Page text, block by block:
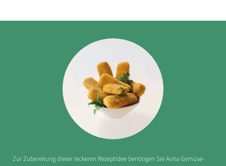
Zur Zubereitung dieser leckeren Rezeptidee benötigen Sie Avita Gemüse-